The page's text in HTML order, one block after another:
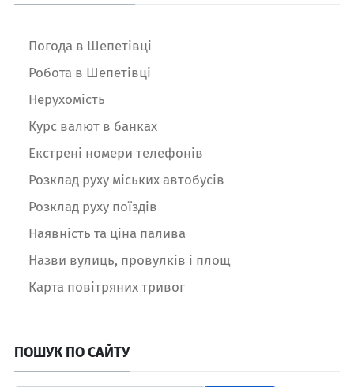
Погода в Шепетівці
Робота в Шепетівці
Нерухомість
Курс валют в банках
Екстрені номери телефонів
Розклад руху міських автобусів
Розклад руху поїздів
Наявність та ціна палива
Назви вулиць, провулків і площ
Карта повітряних тривог
ПОШУК ПО САЙТУ